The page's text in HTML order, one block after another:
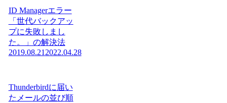
ID Managerエラー
「世代バックアッ
プに失敗しまし
た。」の解決法
2019.08.21 2022.04.28
Thunderbirdに届い
たメールの並び順